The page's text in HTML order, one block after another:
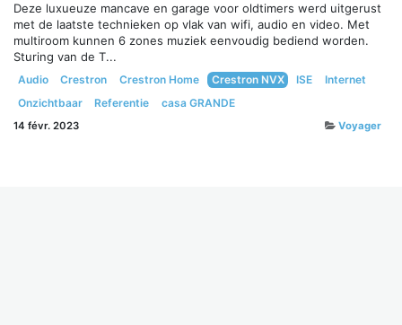
Deze luxueuze mancave en garage voor oldtimers werd uitgerust
met de laatste technieken op vlak van wifi, audio en video. Met
multiroom kunnen 6 zones muziek eenvoudig bediend worden.
Sturing van de T...
Audio Crestron Crestron Home Crestron NVX ISE
Internet
Onzichtbaar
Referentie casa GRANDE
14 févr. 2023 Voyager